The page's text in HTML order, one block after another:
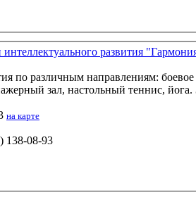
интеллектуального развития
по различным направлениям:
танец живота), тренажерный зал,
на карте
138-08-93